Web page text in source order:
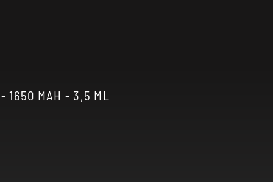
1650 MAH - 3,5 ML